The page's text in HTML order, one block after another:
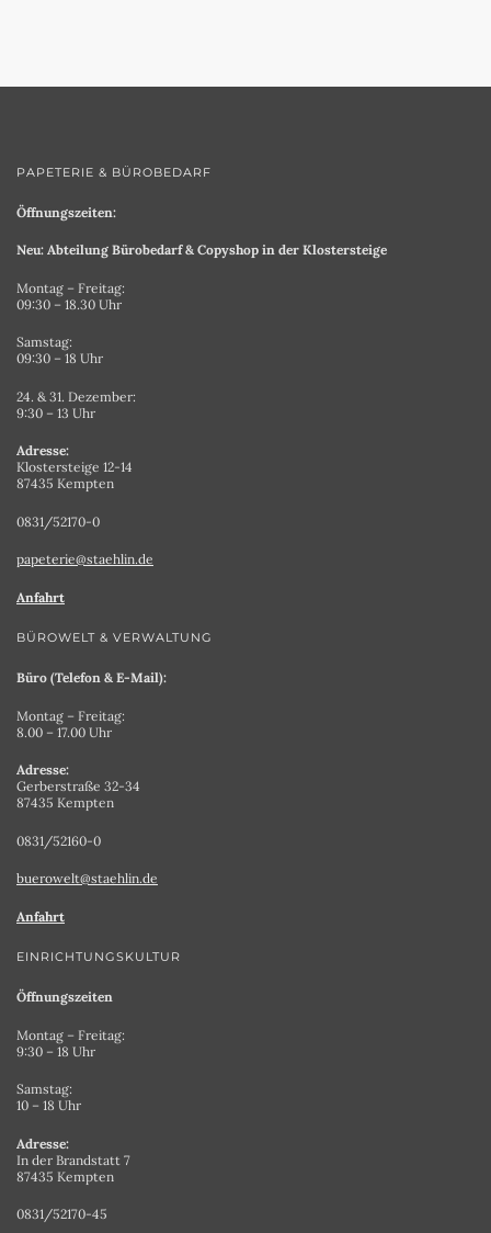
PAPETERIE & BÜROBEDARF
Öffnungszeiten:
Neu: Abteilung Bürobedarf & Copyshop in der Klostersteige
Montag – Freitag:
09:30 – 18.30 Uhr
Samstag:
09:30 – 18 Uhr
24. & 31. Dezember:
9:30 – 13 Uhr
Adresse:
Klostersteige 12-14
87435 Kempten
0831/52170-0
papeterie@staehlin.de
Anfahrt
BÜROWELT & VERWALTUNG
Büro (Telefon & E-Mail):
Montag – Freitag:
8.00 – 17.00 Uhr
Adresse:
Gerberstraße 32-34
87435 Kempten
0831/52160-0
buerowelt@staehlin.de
Anfahrt
EINRICHTUNGSKULTUR
Öffnungszeiten
Montag – Freitag:
9:30 – 18 Uhr
Samstag:
10 – 18 Uhr
Adresse:
In der Brandstatt 7
87435 Kempten
0831/52170-45